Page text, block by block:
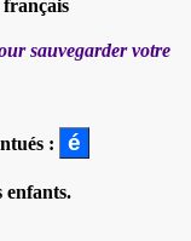
français
sauvegarder votre
:
enfants.